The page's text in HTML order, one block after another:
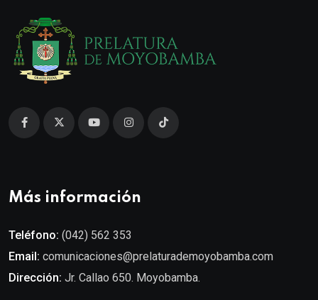
Más información
Teléfono: (042) 562 353
Email: comunicaciones@prelaturademoyobamba.com
Dirección: Jr. Callao 650. Moyobamba.